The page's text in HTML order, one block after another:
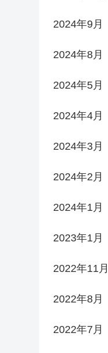
2024年9月
2024年8月
2024年5月
2024年4月
2024年3月
2024年2月
2024年1月
2023年1月
2022年11月
2022年8月
2022年7月